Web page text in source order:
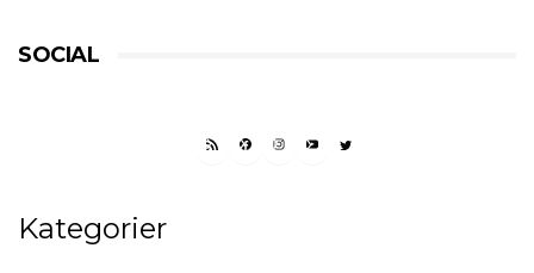
SOCIAL
RSS FEEDFACEBOOK
INSTAGRAM
YOUTUBETWITTER
Kategorier